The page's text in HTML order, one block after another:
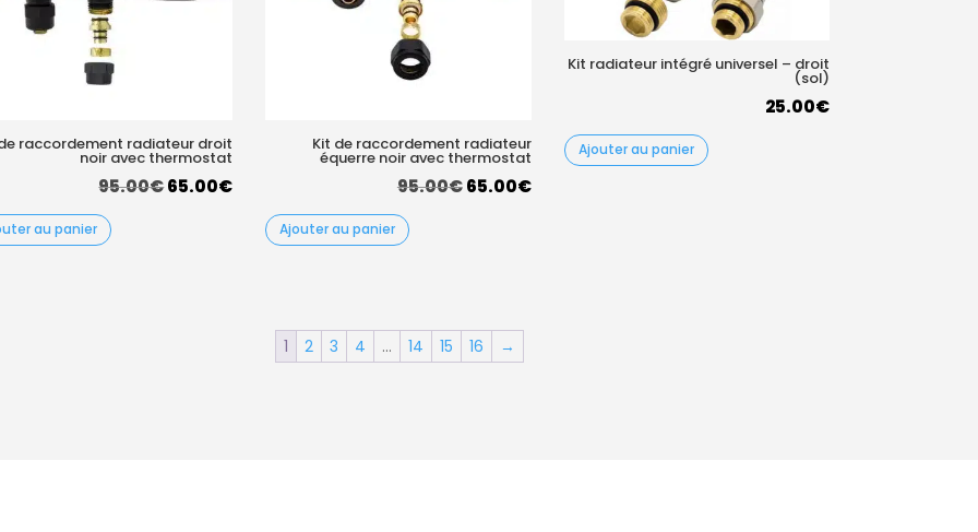
raccordement radiateur droit
noir avec thermostat
95.00€Le
65.00€Le
actuel
au panier
Kit de raccordement radiateur
équerre noir avec thermostat
95.00€Le
65.00€Le
Ajouter au panier
Kit radiateur intégré universel – droit
(sol)
25.00€
Ajouter au panier
1 2 3 4 … 14 15 16 →